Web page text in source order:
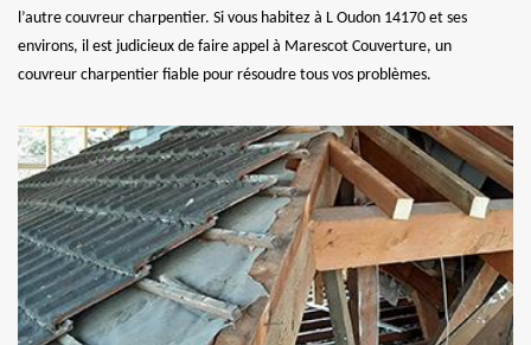
l’autre couvreur charpentier. Si vous habitez à L Oudon 14170 et ses
environs, il est judicieux de faire appel à Marescot Couverture, un
couvreur charpentier fiable pour résoudre tous vos problèmes.